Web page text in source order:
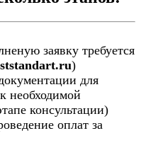
заявку требуется
)
для
необходимой
консультации)
оплат за